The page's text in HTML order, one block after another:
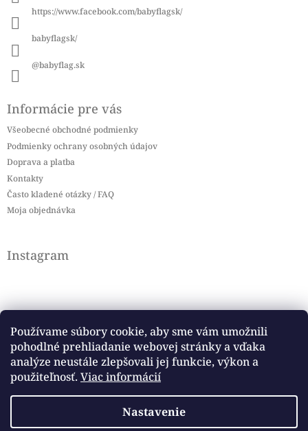
Používame súbory cookie, aby sme vám umožnili
pohodlné prehliadanie webovej stránky a vďaka
analýze neustále zlepšovali jej funkcie, výkon a
použiteľnosť. Viac informácií
Nastavenie
https://www.facebook.com/babyflagsk/
babyflagsk/
@babyflag.sk
Informácie pre vás
Všeobecné obchodné podmienky
Podmienky ochrany osobných údajov
Doprava a platba
Kontakty
Často kladené otázky / FAQ
Moja objednávka
Instagram
Sledovať na Instagrame
Facebook